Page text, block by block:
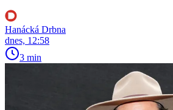
Hanácká Drbna
dnes, 12:58
3 min